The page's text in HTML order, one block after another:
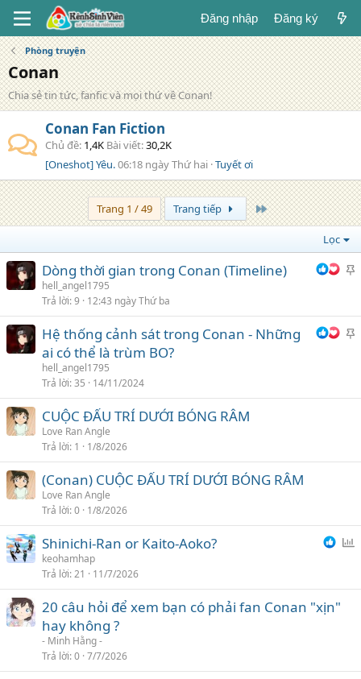
Đăng nhập Đăng ký
Phòng truyện
Conan
Chia sẻ tin tức, fanfic và mọi thứ về Conan!
Conan Fan Fiction
Chủ đề 1,4K Bài viết 30,2K
[Oneshot] Yêu.06:18 ngày Thứ hai Tuyết ơi
Trang 1 / 49 Trang tiếp Trang cuối
Lọc
Dòng thời gian trong Conan (Timeline)
hell_angel1795
Trả lời 9 12:43 ngày Thứ ba
Hệ thống cảnh sát trong Conan - Những
ai có thể là trùm BO?
hell_angel1795
Trả lời 35 14/11/2024
CUỘC ĐẤU TRÍ DƯỚI BÓNG RÂM
Love Ran Angle
Trả lời 1 1/8/2026
(Conan) CUỘC ĐẤU TRÍ DƯỚI BÓNG RÂM
Love Ran Angle
Trả lời 0 1/8/2026
h
Shinichi-Ran or Kaito-Aoko?
keohamhap
Trả lời 21 11/7/2026
20 câu hỏi để xem bạn có phải fan Conan "xịn"
hay không ?
- Minh Hằng -
Trả lời 0 7/7/2026